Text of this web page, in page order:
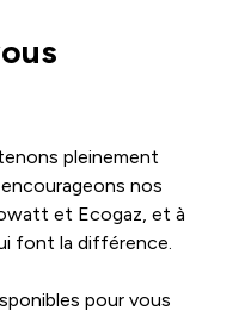
pleinement
nos
et Ecogaz, et à
font la différence.
pour vous